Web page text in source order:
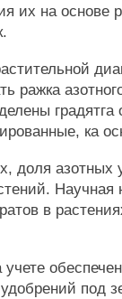
их на основе
ражка
градятга
ка
доля
Научная
в
под